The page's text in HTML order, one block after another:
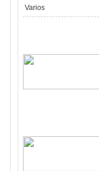
Varios